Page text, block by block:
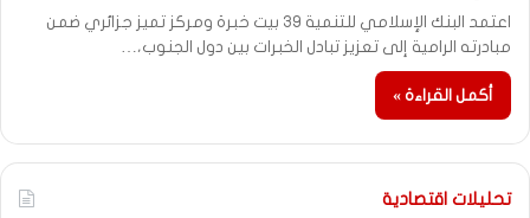
اعتمد البنك الإسلامي للتنمية 39 بيت خبرة ومركز تميز جزائري ضمن
مبادرته الرامية إلى تعزيز تبادل الخبرات بين دول الجنوب،…
أكمل القراءة »
تحليلات اقتصادية